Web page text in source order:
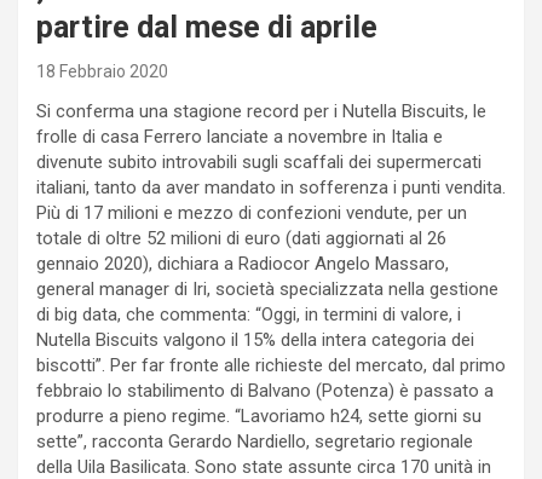
partire dal mese di aprile
18 Febbraio 2020
Si conferma una stagione record per i Nutella Biscuits, le
frolle di casa Ferrero lanciate a novembre in Italia e
divenute subito introvabili sugli scaffali dei supermercati
italiani, tanto da aver mandato in sofferenza i punti vendita.
Più di 17 milioni e mezzo di confezioni vendute, per un
totale di oltre 52 milioni di euro (dati aggiornati al 26
gennaio 2020), dichiara a Radiocor Angelo Massaro,
general manager di Iri, società specializzata nella gestione
di big data, che commenta: “Oggi, in termini di valore, i
Nutella Biscuits valgono il 15% della intera categoria dei
biscotti”. Per far fronte alle richieste del mercato, dal primo
febbraio lo stabilimento di Balvano (Potenza) è passato a
produrre a pieno regime. “Lavoriamo h24, sette giorni su
sette”, racconta Gerardo Nardiello, segretario regionale
della Uila Basilicata. Sono state assunte circa 170 unità in